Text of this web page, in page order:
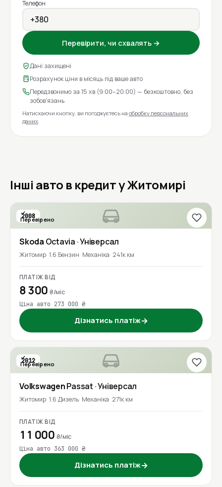
Телефон
Перевірити, чи схвалять →
Дані захищені
Розрахунок ціни в місяць під ваше авто
Передзвонимо за 15 хв (9:00–20:00) — безкоштовно, без
зобов'язань
Натискаючи кнопку, ви погоджуєтесь на обробку персональних
даних.
Інші авто в кредит у Житомирі
2008
Перевірено
Skoda Octavia · Універсал
Житомир 1.6 Бензин Механіка 241к км
ПЛАТІЖ ВІД
8 300₴/міс
Ціна авто 273 000 ₴
Дізнатись платіж→
2012
Перевірено
1 власник
VolkswagenPassat · Універсал
Житомир 1.6 Дизель Механіка 271к км
ПЛАТІЖ ВІД
11 000 ₴/міс
Ціна авто 363 000 ₴
Дізнатись платіж→